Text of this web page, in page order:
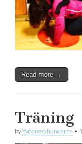
Read more →
Träning
byYvonne o hundarna •